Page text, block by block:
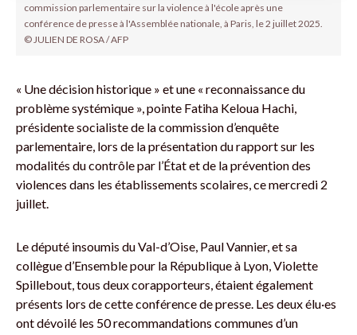
commission parlementaire sur la violence à l'école après une
conférence de presse à l'Assemblée nationale, à Paris, le 2 juillet 2025.
© JULIEN DE ROSA / AFP
« Une décision historique » et une « reconnaissance du
problème systémique », pointe Fatiha Keloua Hachi,
présidente socialiste de la commission d’enquête
parlementaire, lors de la présentation du rapport sur les
modalités du contrôle par l’État et de la prévention des
violences dans les établissements scolaires, ce mercredi 2
juillet.
Le député insoumis du Val-d’Oise, Paul Vannier, et sa
collègue d’Ensemble pour la République à Lyon, Violette
Spillebout, tous deux corapporteurs, étaient également
présents lors de cette conférence de presse. Les deux élu·es
ont dévoilé les 50 recommandations communes d’un